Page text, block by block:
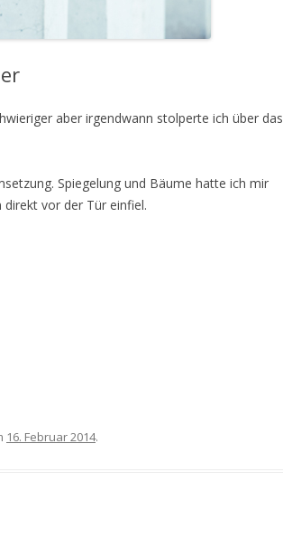
aber irgendwann stolperte ich über das
Spiegelung und Bäume hatte ich mir
vor der Tür einfiel.
16. Februar 2014.